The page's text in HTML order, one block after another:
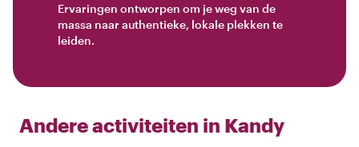
Ervaringen ontworpen om je weg van de
massa naar authentieke, lokale plekken te
leiden.
Andere activiteiten in Kandy